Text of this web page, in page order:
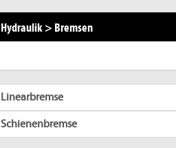
Hydraulik > Bremsen
Linearbremse
Schienenbremse